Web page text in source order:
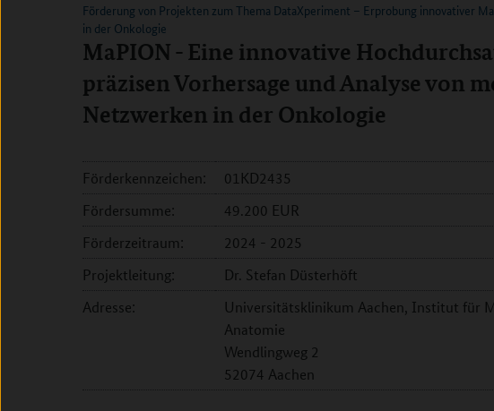
Förderung von Projekten zum Thema DataXperiment – Erprobung innovativer
in der Onkologie
MaPION - Eine innovative
präzisen Vorhersage und Analyse von
Netzwerken in der Onkologie
Förderkennzeichen:
01KD2435
Fördersumme:
49.200 EUR
Förderzeitraum:
2024 - 2025
Projektleitung:
Dr. Stefan Düsterhöft
Adresse:
Universitätsklinikum Aachen, Institut für
Anatomie
Wendlingweg 2
52074 Aachen